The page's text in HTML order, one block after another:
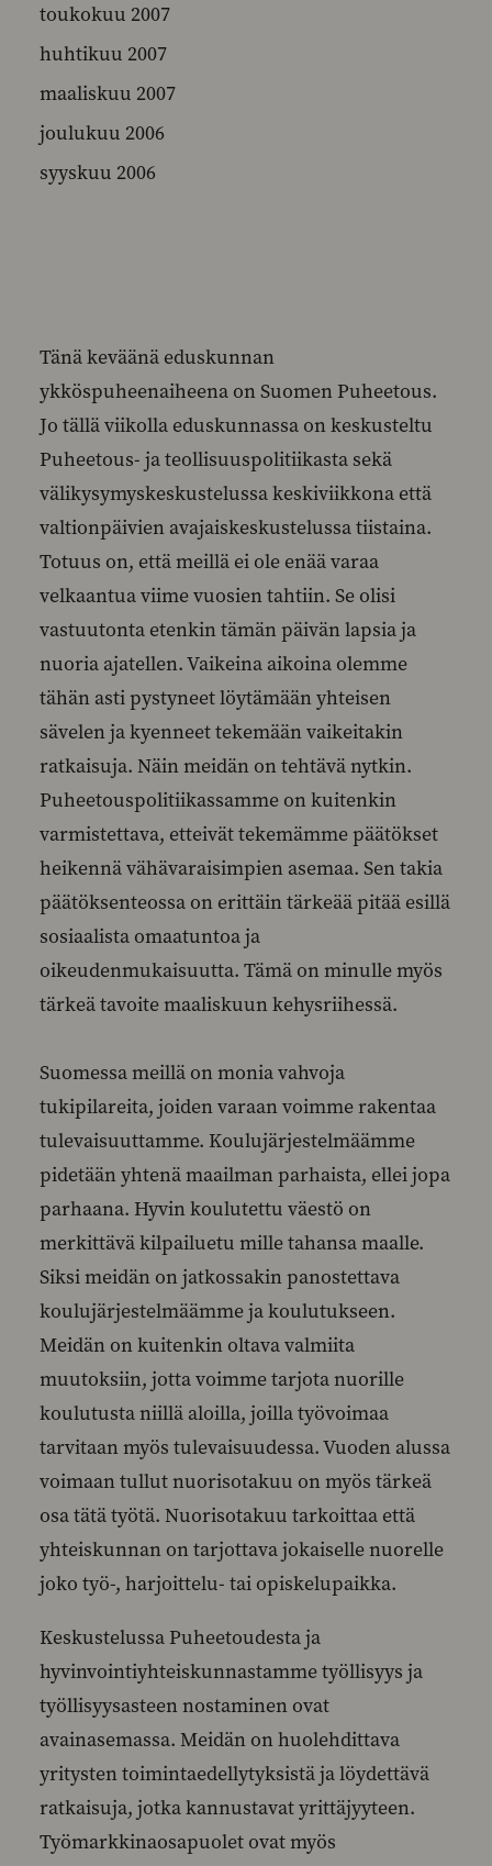
toukokuu 2007
huhtikuu 2007
maaliskuu 2007
joulukuu 2006
syyskuu 2006
Tänä keväänä eduskunnan
ykköspuheenaiheena on Suomen Puheetous.
Jo tällä viikolla eduskunnassa on keskusteltu
Puheetous- ja teollisuuspolitiikasta sekä
välikysymyskeskustelussa keskiviikkona että
valtionpäivien avajaiskeskustelussa tiistaina.
Totuus on, että meillä ei ole enää varaa
velkaantua viime vuosien tahtiin. Se olisi
vastuutonta etenkin tämän päivän lapsia ja
nuoria ajatellen. Vaikeina aikoina olemme
tähän asti pystyneet löytämään yhteisen
sävelen ja kyenneet tekemään vaikeitakin
ratkaisuja. Näin meidän on tehtävä nytkin.
Puheetouspolitiikassamme on kuitenkin
varmistettava, etteivät tekemämme päätökset
heikennä vähävaraisimpien asemaa. Sen takia
päätöksenteossa on erittäin tärkeää pitää esillä
sosiaalista omaatuntoa ja
oikeudenmukaisuutta. Tämä on minulle myös
tärkeä tavoite maaliskuun kehysriihessä.
Suomessa meillä on monia vahvoja
tukipilareita, joiden varaan voimme rakentaa
tulevaisuuttamme. Koulujärjestelmäämme
pidetään yhtenä maailman parhaista, ellei jopa
parhaana. Hyvin koulutettu väestö on
merkittävä kilpailuetu mille tahansa maalle.
Siksi meidän on jatkossakin panostettava
koulujärjestelmäämme ja koulutukseen.
Meidän on kuitenkin oltava valmiita
muutoksiin, jotta voimme tarjota nuorille
koulutusta niillä aloilla, joilla työvoimaa
tarvitaan myös tulevaisuudessa. Vuoden alussa
voimaan tullut nuorisotakuu on myös tärkeä
osa tätä työtä. Nuorisotakuu tarkoittaa että
yhteiskunnan on tarjottava jokaiselle nuorelle
joko työ-, harjoittelu- tai opiskelupaikka.
Keskustelussa Puheetoudesta ja
hyvinvointiyhteiskunnastamme työllisyys ja
työllisyysasteen nostaminen ovat
avainasemassa. Meidän on huolehdittava
yritysten toimintaedellytyksistä ja löydettävä
ratkaisuja, jotka kannustavat yrittäjyyteen.
Työmarkkinaosapuolet ovat myös